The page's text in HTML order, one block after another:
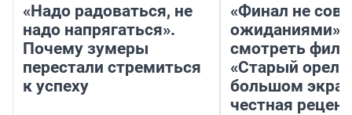
«Надо радоваться, не
надо напрягаться».
Почему зумеры
перестали стремиться
к успеху
«Финал не
ожиданиями»:
смотреть
«Старый орел»
большом
честная